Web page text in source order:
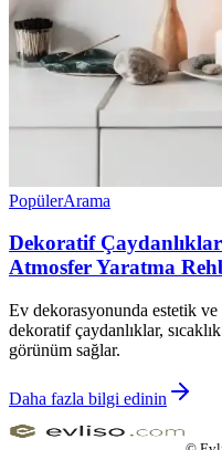
PopülerArama
Dekoratif
Atmosfer Yaratma
Ev dekorasyonunda estetik
dekoratif çaydanlıklar,
görünüm sağlar.
Daha fazla bilgi edinin